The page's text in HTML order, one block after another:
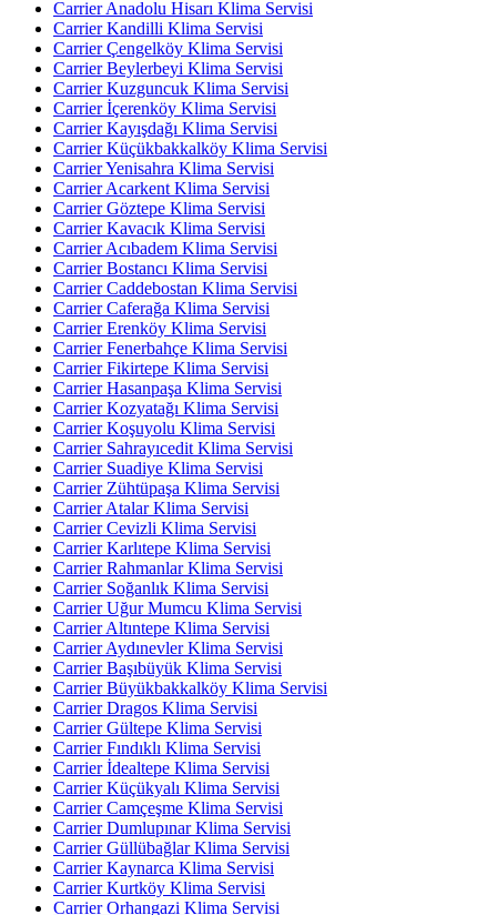
Carrier Anadolu Hisarı Klima Servisi
Carrier Kandilli Klima Servisi
Carrier Çengelköy Klima Servisi
Carrier Beylerbeyi Klima Servisi
Carrier Kuzguncuk Klima Servisi
Carrier İçerenköy Klima Servisi
Carrier Kayışdağı Klima Servisi
Carrier Küçükbakkalköy Klima Servisi
Carrier Yenisahra Klima Servisi
Carrier Acarkent Klima Servisi
Carrier Göztepe Klima Servisi
Carrier Kavacık Klima Servisi
Carrier Acıbadem Klima Servisi
Carrier Bostancı Klima Servisi
Carrier Caddebostan Klima Servisi
Carrier Caferağa Klima Servisi
Carrier Erenköy Klima Servisi
Carrier Fenerbahçe Klima Servisi
Carrier Fikirtepe Klima Servisi
Carrier Hasanpaşa Klima Servisi
Carrier Kozyatağı Klima Servisi
Carrier Koşuyolu Klima Servisi
Carrier Sahrayıcedit Klima Servisi
Carrier Suadiye Klima Servisi
Carrier Zühtüpaşa Klima Servisi
Carrier Atalar Klima Servisi
Carrier Cevizli Klima Servisi
Carrier Karlıtepe Klima Servisi
Carrier Rahmanlar Klima Servisi
Carrier Soğanlık Klima Servisi
Carrier Uğur Mumcu Klima Servisi
Carrier Altıntepe Klima Servisi
Carrier Aydınevler Klima Servisi
Carrier Başıbüyük Klima Servisi
Carrier Büyükbakkalköy Klima Servisi
Carrier Dragos Klima Servisi
Carrier Gültepe Klima Servisi
Carrier Fındıklı Klima Servisi
Carrier İdealtepe Klima Servisi
Carrier Küçükyalı Klima Servisi
Carrier Camçeşme Klima Servisi
Carrier Dumlupınar Klima Servisi
Carrier Güllübağlar Klima Servisi
Carrier Kaynarca Klima Servisi
Carrier Kurtköy Klima Servisi
Carrier Orhangazi Klima Servisi